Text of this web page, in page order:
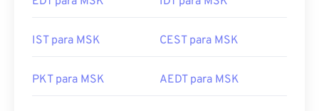
IST para MSK CEST para MSK
PKT para MSK AEDT para MSK